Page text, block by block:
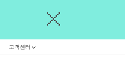
고객센터